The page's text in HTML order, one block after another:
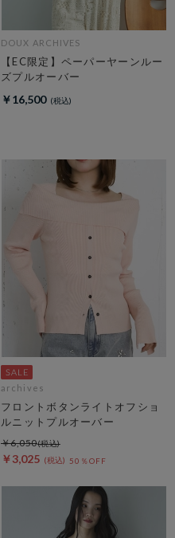
DOUX ARCHIVES
【EC限定】ペーパーヤーンルー
ズプルオーバー
￥16,500
archives
フロントボタンライトオフショ
ルニットプルオーバー
￥3,025 50％OFF
￥6,050